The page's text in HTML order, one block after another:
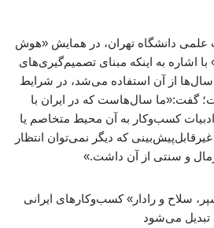
دانشگاه تهران، در همایش «هوش
اشاره به اینکه مبنای تصمیم‌گیری‌های
از آن استفاده می‌شد، در شرایط
گفت:«ما سال‌هاست که در ایران با
کسب‌وکار به آن محیط متخاصم یا
که دیگر نمی‌توان انتظار
و سنتی از آن داشت.»